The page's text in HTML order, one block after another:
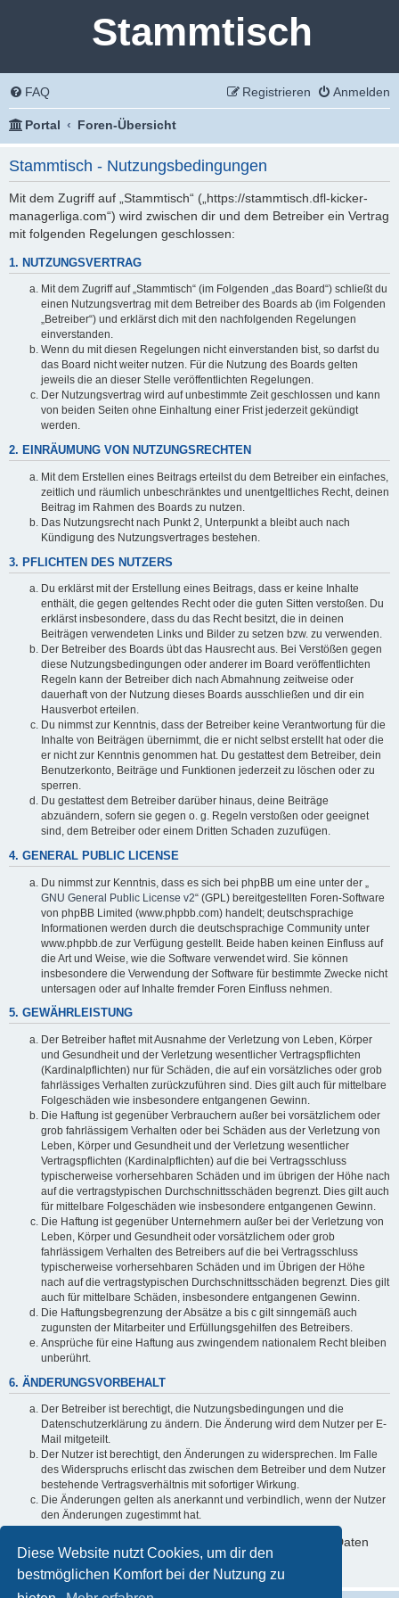
Diese Website nutzt Cookies, um dir den
bestmöglichen Komfort bei der Nutzung zu
Stammtisch
FAQ Anmelden
Registrieren
Portal Foren-Übersicht
Stammtisch - Nutzungsbedingungen
Mit dem Zugriff auf „Stammtisch“ („https://stammtisch.dfl-kicker-
managerliga.com“) wird zwischen dir und dem Betreiber ein Vertrag
mit folgenden Regelungen geschlossen:
1. NUTZUNGSVERTRAG
Mit dem Zugriff auf „Stammtisch“ (im Folgenden „das Board“) schließt du
einen Nutzungsvertrag mit dem Betreiber des Boards ab (im Folgenden
„Betreiber“) und erklärst dich mit den nachfolgenden Regelungen
einverstanden.
Wenn du mit diesen Regelungen nicht einverstanden bist, so darfst du
das Board nicht weiter nutzen. Für die Nutzung des Boards gelten
jeweils die an dieser Stelle veröffentlichten Regelungen.
Der Nutzungsvertrag wird auf unbestimmte Zeit geschlossen und kann
von beiden Seiten ohne Einhaltung einer Frist jederzeit gekündigt
werden.
2. EINRÄUMUNG VON NUTZUNGSRECHTEN
Mit dem Erstellen eines Beitrags erteilst du dem Betreiber ein einfaches,
zeitlich und räumlich unbeschränktes und unentgeltliches Recht, deinen
Beitrag im Rahmen des Boards zu nutzen.
Das Nutzungsrecht nach Punkt 2, Unterpunkt a bleibt auch nach
Kündigung des Nutzungsvertrages bestehen.
3. PFLICHTEN DES NUTZERS
Du erklärst mit der Erstellung eines Beitrags, dass er keine Inhalte
enthält, die gegen geltendes Recht oder die guten Sitten verstoßen. Du
erklärst insbesondere, dass du das Recht besitzt, die in deinen
Beiträgen verwendeten Links und Bilder zu setzen bzw. zu verwenden.
Der Betreiber des Boards übt das Hausrecht aus. Bei Verstößen gegen
diese Nutzungsbedingungen oder anderer im Board veröffentlichten
Regeln kann der Betreiber dich nach Abmahnung zeitweise oder
dauerhaft von der Nutzung dieses Boards ausschließen und dir ein
Hausverbot erteilen.
Du nimmst zur Kenntnis, dass der Betreiber keine Verantwortung für die
Inhalte von Beiträgen übernimmt, die er nicht selbst erstellt hat oder die
er nicht zur Kenntnis genommen hat. Du gestattest dem Betreiber, dein
Benutzerkonto, Beiträge und Funktionen jederzeit zu löschen oder zu
sperren.
Du gestattest dem Betreiber darüber hinaus, deine Beiträge
abzuändern, sofern sie gegen o. g. Regeln verstoßen oder geeignet
sind, dem Betreiber oder einem Dritten Schaden zuzufügen.
4. GENERAL PUBLIC LICENSE
Du nimmst zur Kenntnis, dass es sich bei phpBB um eine unter der „
GNU General Public License v2“ (GPL) bereitgestellten Foren-Software
von phpBB Limited (www.phpbb.com) handelt; deutschsprachige
Informationen werden durch die deutschsprachige Community unter
www.phpbb.de zur Verfügung gestellt. Beide haben keinen Einfluss auf
die Art und Weise, wie die Software verwendet wird. Sie können
insbesondere die Verwendung der Software für bestimmte Zwecke nicht
untersagen oder auf Inhalte fremder Foren Einfluss nehmen.
5. GEWÄHRLEISTUNG
Der Betreiber haftet mit Ausnahme der Verletzung von Leben, Körper
und Gesundheit und der Verletzung wesentlicher Vertragspflichten
(Kardinalpflichten) nur für Schäden, die auf ein vorsätzliches oder grob
fahrlässiges Verhalten zurückzuführen sind. Dies gilt auch für mittelbare
Folgeschäden wie insbesondere entgangenen Gewinn.
Die Haftung ist gegenüber Verbrauchern außer bei vorsätzlichem oder
grob fahrlässigem Verhalten oder bei Schäden aus der Verletzung von
Leben, Körper und Gesundheit und der Verletzung wesentlicher
Vertragspflichten (Kardinalpflichten) auf die bei Vertragsschluss
typischerweise vorhersehbaren Schäden und im übrigen der Höhe nach
auf die vertragstypischen Durchschnittsschäden begrenzt. Dies gilt auch
für mittelbare Folgeschäden wie insbesondere entgangenen Gewinn.
Die Haftung ist gegenüber Unternehmern außer bei der Verletzung von
Leben, Körper und Gesundheit oder vorsätzlichem oder grob
fahrlässigem Verhalten des Betreibers auf die bei Vertragsschluss
typischerweise vorhersehbaren Schäden und im Übrigen der Höhe
nach auf die vertragstypischen Durchschnittsschäden begrenzt. Dies gilt
auch für mittelbare Schäden, insbesondere entgangenen Gewinn.
Die Haftungsbegrenzung der Absätze a bis c gilt sinngemäß auch
zugunsten der Mitarbeiter und Erfüllungsgehilfen des Betreibers.
Ansprüche für eine Haftung aus zwingendem nationalem Recht bleiben
unberührt.
6. ÄNDERUNGSVORBEHALT
Der Betreiber ist berechtigt, die Nutzungsbedingungen und die
Datenschutzerklärung zu ändern. Die Änderung wird dem Nutzer per E-
Mail mitgeteilt.
Der Nutzer ist berechtigt, den Änderungen zu widersprechen. Im Falle
des Widerspruchs erlischt das zwischen dem Betreiber und dem Nutzer
bestehende Vertragsverhältnis mit sofortiger Wirkung.
Die Änderungen gelten als anerkannt und verbindlich, wenn der Nutzer
den Änderungen zugestimmt hat.
Informationen über den Umgang mit deinen persönlichen Daten
sind in der Datenschutzerklärung enthalten.